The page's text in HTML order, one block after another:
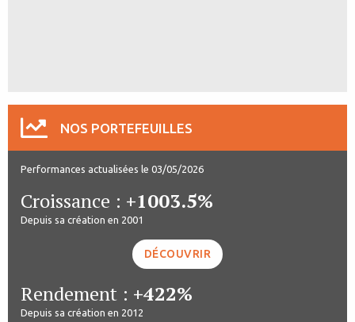
NOS PORTEFEUILLES
Performances actualisées le 03/05/2026
Croissance : +1003.5%
Depuis sa création en 2001
DÉCOUVRIR
Rendement : +422%
Depuis sa création en 2012